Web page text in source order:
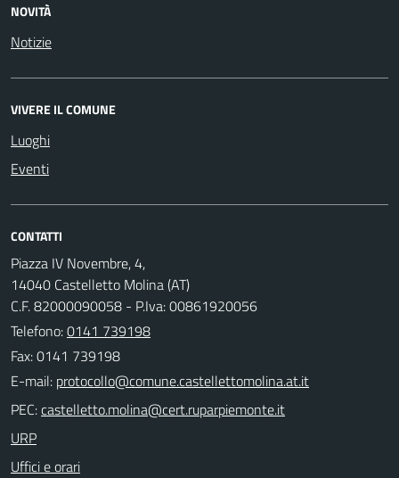
NOVITÀ
Notizie
VIVERE IL COMUNE
Luoghi
Eventi
CONTATTI
Piazza IV Novembre, 4,
14040 Castelletto Molina (AT)
C.F. 82000090058 - P.Iva: 00861920056
Telefono:0141 739198
Fax: 0141 739198
E-mail:
PEC:
URP
Uffici e orari